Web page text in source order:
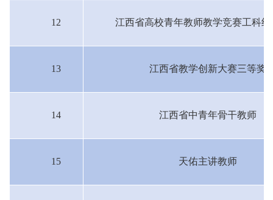
12 江西省高校青年教师教学竞赛工科
13 江西省教学创新大赛三等奖
14 江西省中青年骨干教师
15 天佑主讲教师